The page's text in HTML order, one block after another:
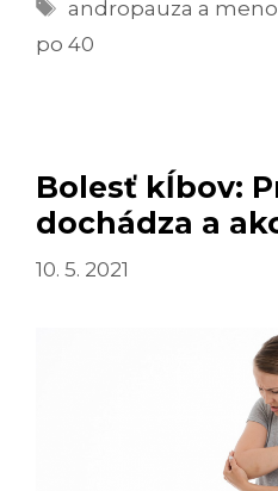
andropauza a
po 40
Bolesť kĺbov:
dochádza a
10. 5. 2021